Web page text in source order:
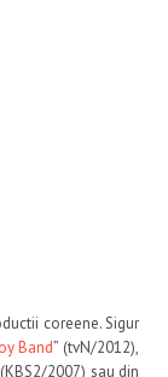
coreene. Sigur
Band” (tvN/2012),
(KBS2/2007) sau din